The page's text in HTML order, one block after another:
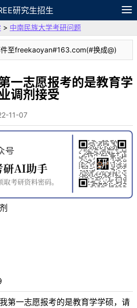
研究生招生
APP 笔记
论坛
> 中南民族大学考研问题
至freekaoyan#163.com(#换成@)
一志愿报考的是教育学
调剂接受
11-07
第一志愿报考的是教育学学硕，请